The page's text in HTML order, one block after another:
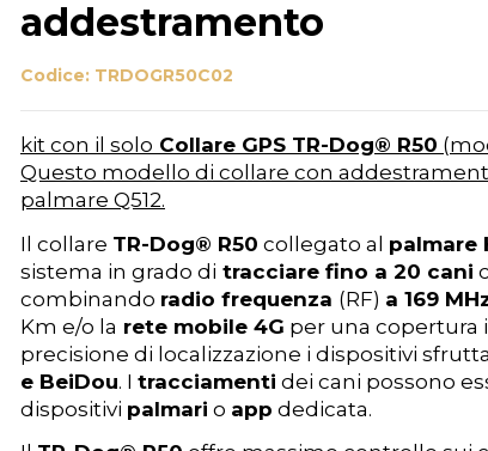
addestramento
Codice: TRDOGR50C02
kit con il solo Collare GPS TR-Dog® R50
Questo modello di collare con
palmare Q512.
Il collare TR-Dog® R50 collegato al palmare
sistema in grado di tracciare fino a 20 cani
combinando radio frequenza (RF) a 169
Km e/o la rete mobile 4G per una copertura
precisione di localizzazione i dispositivi
e BeiDou. I tracciamenti dei cani possono
dispositivi palmari o app dedicata.